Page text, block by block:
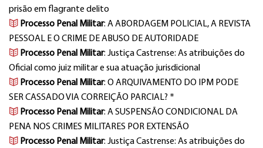
prisão em flagrante delito
Processo Penal Militar: A ABORDAGEM POLICIAL, A REVISTA
PESSOAL E O CRIME DE ABUSO DE AUTORIDADE
Processo Penal Militar: Justiça Castrense: As atribuições do
Oficial como juiz militar e sua atuação jurisdicional
Processo Penal Militar: O ARQUIVAMENTO DO IPM PODE
SER CASSADO VIA CORREIÇÃO PARCIAL? *
Processo Penal Militar: A SUSPENSÃO CONDICIONAL DA
PENA NOS CRIMES MILITARES POR EXTENSÃO
Processo Penal Militar: Justiça Castrense: As atribuições do